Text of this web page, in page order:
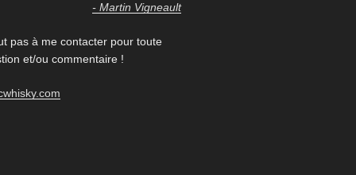
- Martin Vigneault
pas à me contacter pour toute
et/ou commentaire !